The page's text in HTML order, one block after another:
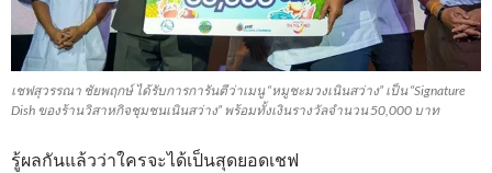
เชฟสุวรรณา ชัยพฤกษ์ ได้รับการการันตีว่าเมนู “หมูชะมวงเนินสว่าง” เป็น “Signature
Dish ของร้านวิสาหกิจชุมชนเนินสว่าง” พร้อมทั้งเงินรางวัลจำนวน 50,000 บาท
รู้ผลกันแล้วว่าใครจะได้เป็นสุดยอดเชฟ